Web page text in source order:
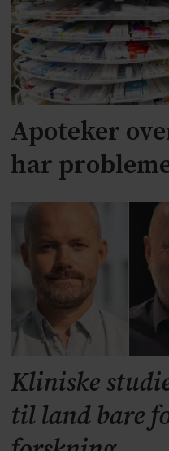
Apoteker
har
Kliniske
til land bare